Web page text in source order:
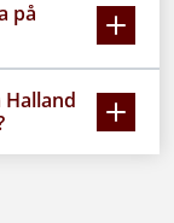
på